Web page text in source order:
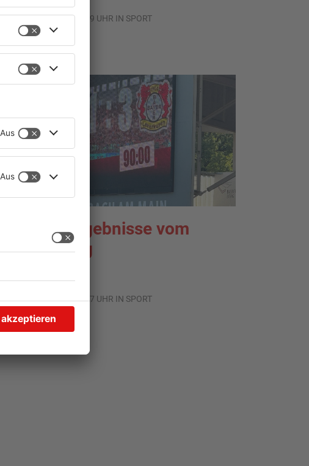
02.08.2026, 08:29 UHR IN SPORT
Sportergebnisse vom
Samstag
26.07.2026, 09:47 UHR IN SPORT